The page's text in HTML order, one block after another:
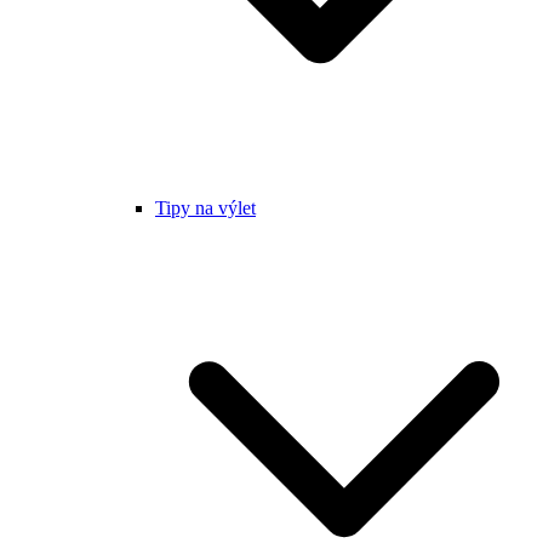
Tipy na výlet